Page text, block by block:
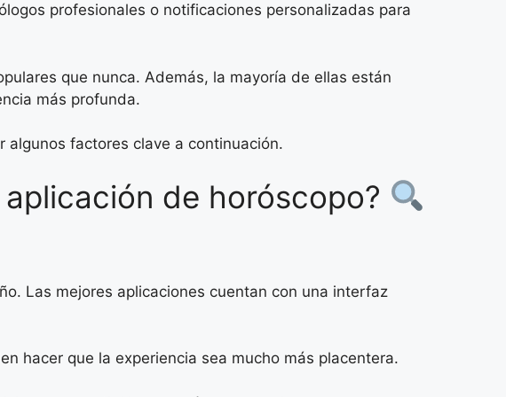
profesionales o notificaciones personalizadas para
que nunca. Además, la mayoría de ellas están
más profunda.
algunos factores clave a continuación.
de horóscopo?
Las mejores aplicaciones cuentan con una interfaz
hacer que la experiencia sea mucho más placentera.